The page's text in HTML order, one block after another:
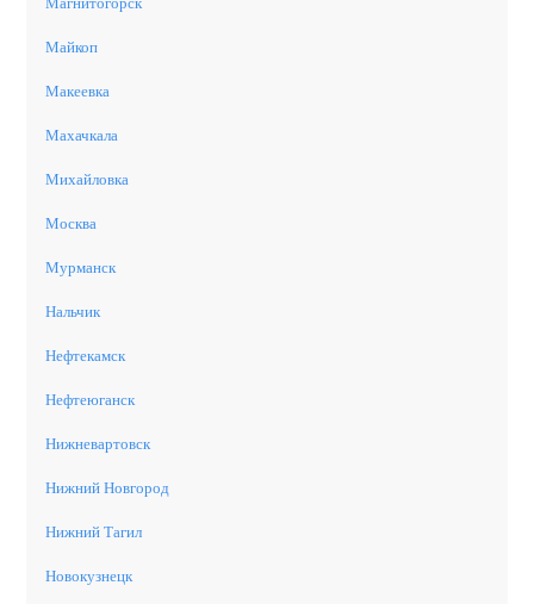
Майкоп
Макеевка
Махачкала
Михайловка
Москва
Мурманск
Нальчик
Нефтекамск
Нефтеюганск
Нижневартовск
Нижний Новгород
Нижний Тагил
Новокузнецк